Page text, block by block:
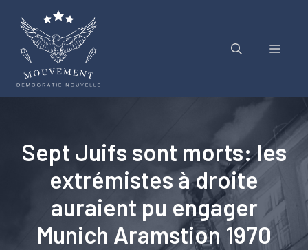
contenu
Menu
Sept Juifs sont morts: les
extrémistes à droite
auraient pu engager
Munich Aramstion 1970